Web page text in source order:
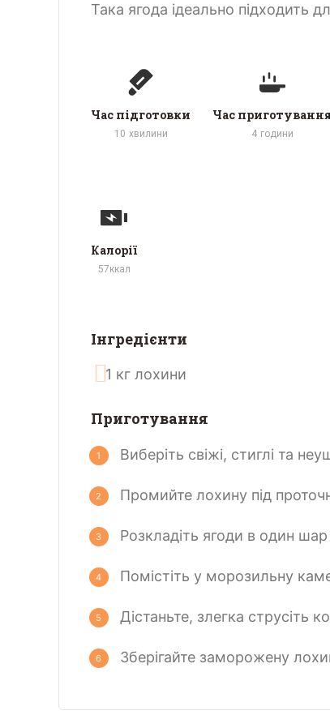
Така ягода ідеально підходить
Час підготовки
10 хвилини
Час
4 години
Калорії
57ккал
Інгредієнти
1 кг лохини
Приготування
Виберіть свіжі, стиглі та
Промийте лохину під
Розкладіть ягоди в один
Помістіть у морозильну
Дістаньте, злегка струсіть
Зберігайте заморожену